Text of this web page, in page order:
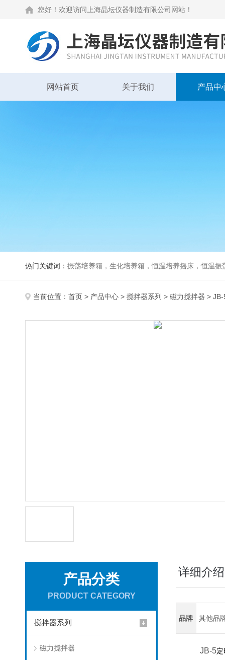
您好！欢迎访问上海晶坛仪器制造有限公司网站！
网站首页 关于我们 产品中
热门关键词： 振荡培养箱，生化培养箱，恒温培养摇床，恒温振荡器
当前位置： 首页 > 产品中心 > 搅拌器系列 > 磁力搅拌器 >
产品分类
PRODUCT CATEGORY
搅拌器系列
磁力搅拌器
详细介绍
品牌 其他品
JB-5